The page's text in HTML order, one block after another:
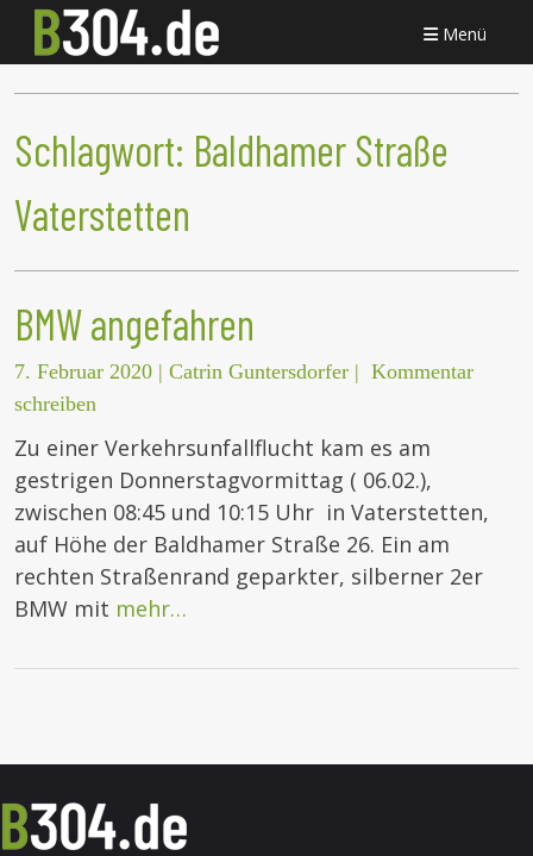
Menü
Schlagwort: Baldhamer Straße
Vaterstetten
BMW angefahren
7. Februar 2020 | Catrin Guntersdorfer | Kommentar
schreiben
Zu einer Verkehrsunfallflucht kam es am
gestrigen Donnerstagvormittag ( 06.02.),
zwischen 08:45 und 10:15 Uhr in Vaterstetten,
auf Höhe der Baldhamer Straße 26. Ein am
rechten Straßenrand geparkter, silberner 2er
BMW mit mehr…